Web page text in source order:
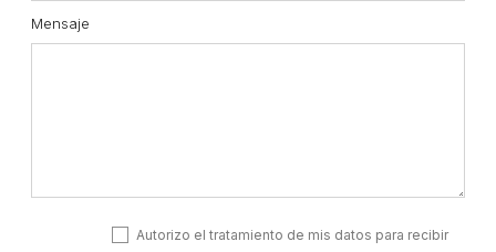
Mensaje
Autorizo el tratamiento de mis datos para recibir